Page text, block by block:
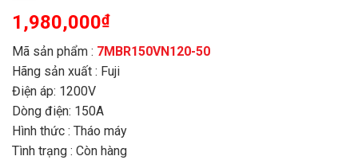
1,980,000₫
Mã sản phẩm : 7MBR150VN120-50
Hãng sản xuất : Fuji
Điện áp: 1200V
Dòng điện: 150A
Hình thức : Tháo máy
Tình trạng : Còn hàng